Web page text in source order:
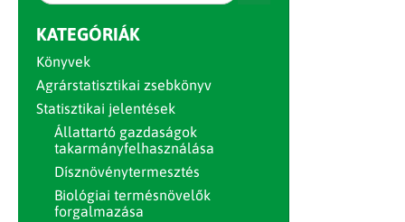
KATEGÓRIÁK
Könyvek
Agrárstatisztikai zsebkönyv
Statisztikai jelentések
Állattartó gazdaságok
takarmányfelhasználása
Dísznövénytermesztés
Biológiai termésnövelők
forgalmazása